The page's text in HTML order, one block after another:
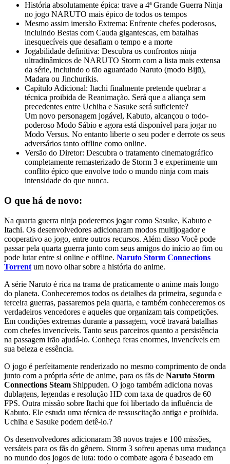
História absolutamente épica: trave a 4ª Grande Guerra Ninja
no jogo NARUTO mais épico de todos os tempos
Mesmo assim imersão Extrema: Enfrente chefes poderosos,
incluindo Bestas com Cauda gigantescas, em batalhas
inesquecíveis que desafiam o tempo e a morte
Jogabilidade definitiva: Descubra os confrontos ninja
ultradinâmicos de NARUTO Storm com a lista mais extensa
da série, incluindo o tão aguardado Naruto (modo Bijū),
Madara ou Jinchurikis.
Capítulo Adicional: Itachi finalmente pretende quebrar a
técnica proibida de Reanimação. Será que a aliança sem
precedentes entre Uchiha e Sasuke será suficiente?
Um novo personagem jogável, Kabuto, alcançou o todo-
poderoso Modo Sábio e agora está disponível para jogar no
Modo Versus. No entanto liberte o seu poder e derrote os seus
adversários tanto offline como online.
Versão do Diretor: Descubra o tratamento cinematográfico
completamente remasterizado de Storm 3 e experimente um
conflito épico que envolve todo o mundo ninja com mais
intensidade do que nunca.
O que há de novo:
Na quarta guerra ninja poderemos jogar como Sasuke, Kabuto e
Itachi. Os desenvolvedores adicionaram modos multijogador e
cooperativo ao jogo, entre outros recursos. Além disso Você pode
passar pela quarta guerra junto com seus amigos do início ao fim ou
pode lutar entre si online e offline. Naruto Storm Connections
Torrent um novo olhar sobre a história do anime.
A série Naruto é rica na trama de praticamente o anime mais longo
do planeta. Conheceremos todos os detalhes da primeira, segunda e
terceira guerras, passaremos pela quarta, e também conheceremos os
verdadeiros vencedores e aqueles que organizam tais competições.
Em condições extremas durante a passagem, você travará batalhas
com chefes invencíveis. Tanto seus parceiros quanto a persistência
na passagem irão ajudá-lo. Conheça feras enormes, invencíveis em
sua beleza e essência.
O jogo é perfeitamente renderizado no mesmo comprimento de onda
junto com a própria série de anime, para os fãs de Naruto Storm
Connections Steam Shippuden. O jogo também adiciona novas
dublagens, legendas e resolução HD com taxa de quadros de 60
FPS. Outra missão sobre Itachi que foi libertado da influência de
Kabuto. Ele estuda uma técnica de ressuscitação antiga e proibida.
Uchiha e Sasuke podem detê-lo.?
Os desenvolvedores adicionaram 38 novos trajes e 100 missões,
versáteis para os fãs do gênero. Storm 3 sofreu apenas uma mudança
no mundo dos jogos de luta: todo o combate agora é baseado em